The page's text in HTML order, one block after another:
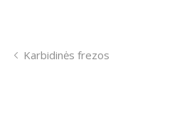
Karbidinės frezos